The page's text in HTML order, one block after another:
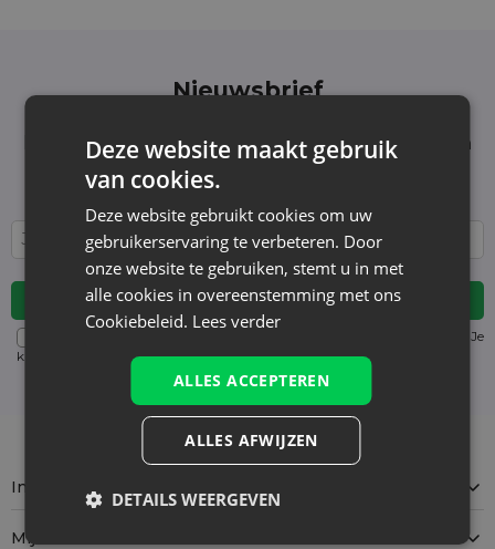
Nieuwsbrief
hoogte van het laatste nieuws en aanbiedingen
Wij informeren en tonen nieuws - zonder
onnodige spam. Blijf regelmatig bij ons!
Voor details over gegevensverwerking, zie onze Privacyverklaring. Je
kunt je op elk moment zonder kostenuitschrijven. (verplicht)
Informatie
Mijn account
Deze website maakt gebruik
van cookies.
Deze website gebruikt cookies om uw
gebruikerservaring te verbeteren. Door
onze website te gebruiken, stemt u in met
alle cookies in overeenstemming met ons
Cookiebeleid. Lees verder
ALLES ACCEPTEREN
ALLES AFWIJZEN
DETAILS WEERGEVEN